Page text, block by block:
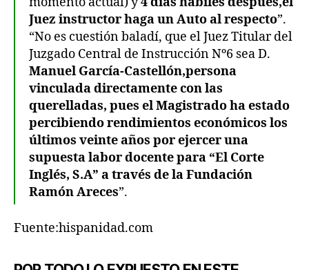
Juez instructor haga un Auto al respecto”.
“No es cuestión baladí, que el Juez Titular del
Juzgado Central de Instrucción Nº6 sea D.
Manuel García-Castellón,persona
vinculada directamente con las
querelladas, pues el Magistrado ha estado
percibiendo rendimientos económicos los
últimos veinte años por ejercer una
supuesta labor docente para “El Corte
Inglés, S.A” a través de la Fundación
Ramón Areces”.
Fuente:hispanidad.com